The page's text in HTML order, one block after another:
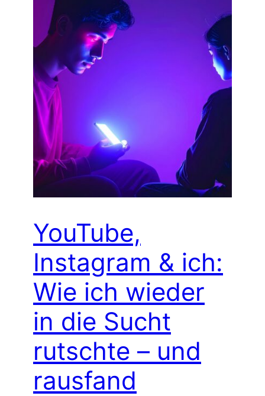
YouTube,
Instagram & ich:
Wie ich wieder
in die Sucht
rutschte – und
rausfand